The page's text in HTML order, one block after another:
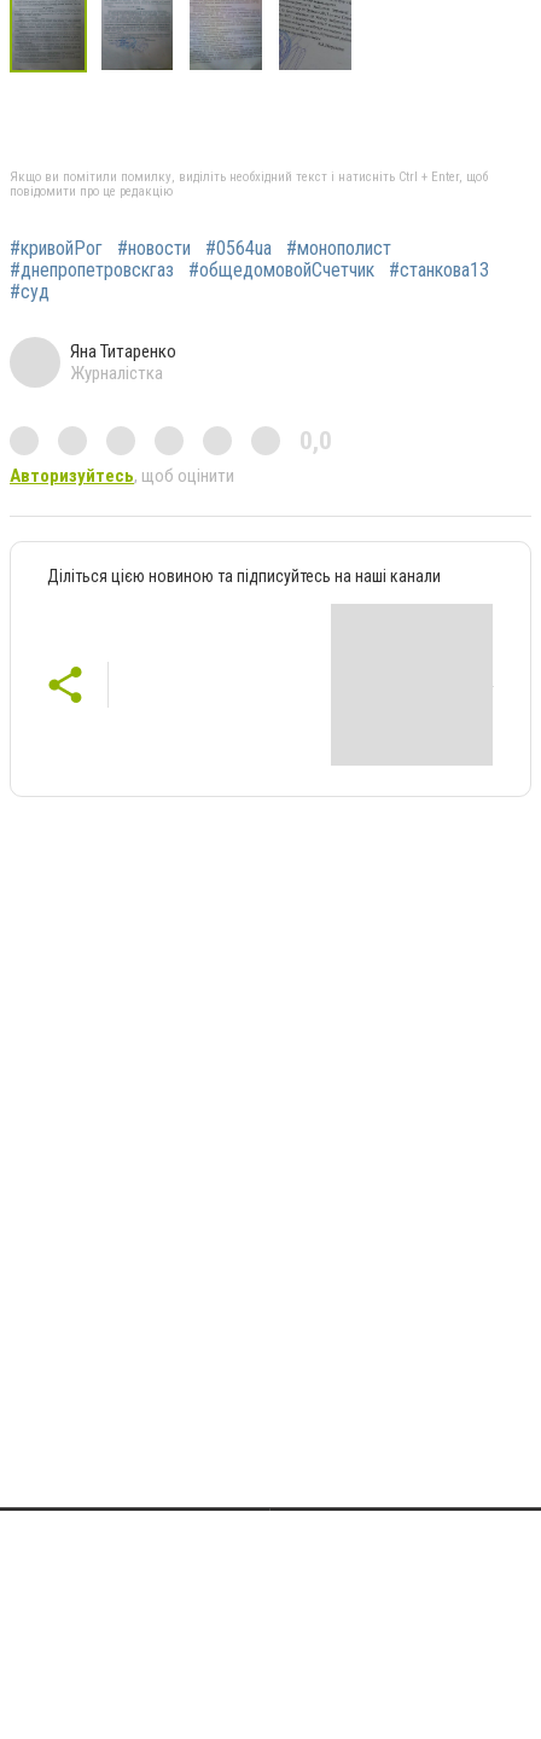
Якщо ви помітили помилку, виділіть необхідний текст і натисніть Ctrl + Enter, щоб
повідомити про це редакцію
#кривойРог #новости #0564ua
#монополист
#днепропетровскгаз
#общедомовойСчетчик
#станкова13
#суд
Яна Титаренко
Журналістка
0,0
Авторизуйтесь, щоб оцінити
Діліться цією новиною та підписуйтесь на наші канали